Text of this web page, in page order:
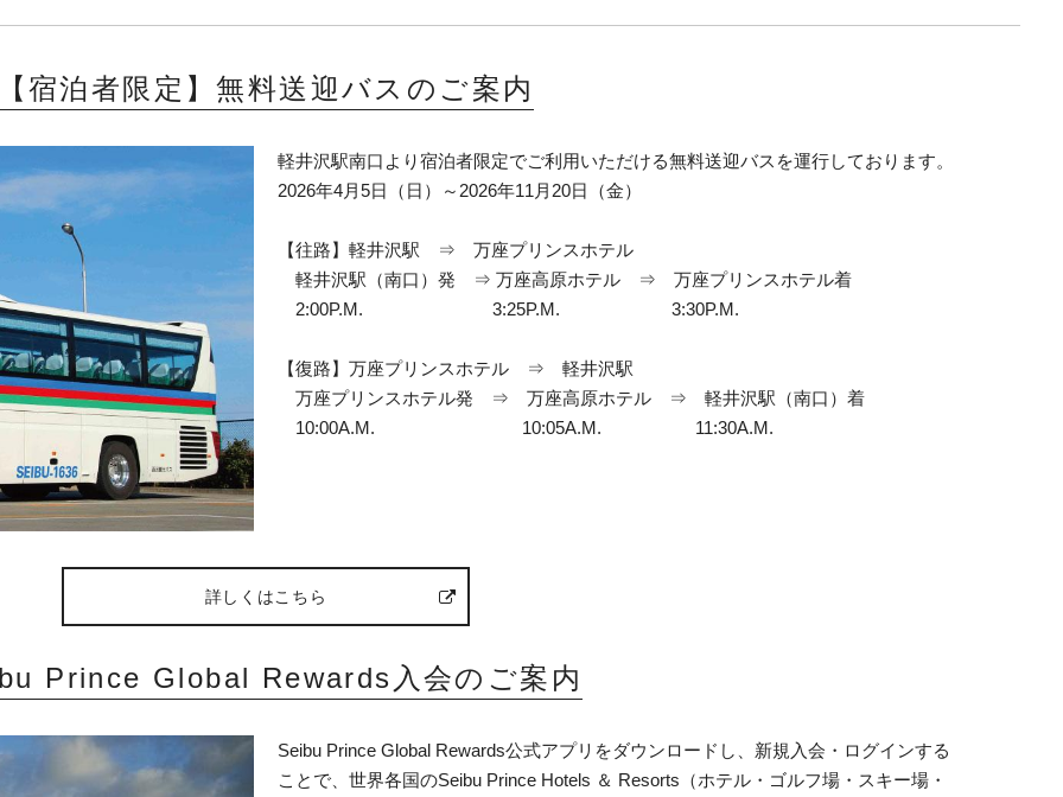
宿泊者限定】無料送迎バスのご案内
軽井沢駅南口より宿泊者限定でご利用いただける無料送迎バスを運行しております。
2026年4月5日（日）～2026年11月20日（金）
【往路】軽井沢駅 ⇒ 万座プリンスホテル
軽井沢駅（南口）発 ⇒ 万座高原ホテル ⇒ 万座プリンスホテル着
2:00P.M. 3:25P.M. 3:30P.M.
【復路】万座プリンスホテル ⇒ 軽井沢駅
万座プリンスホテル発 ⇒ 万座高原ホテル ⇒ 軽井沢駅（南口）着
10:00A.M. 10:05A.M. 11:30A.M.
詳しくはこちら
Prince Global Rewards入会のご案内
Seibu Prince Global Rewards公式アプリをダウンロードし、新規入会・ログインする
ことで、世界各国のSeibu Prince Hotels ＆ Resorts（ホテル・ゴルフ場・スキー場・